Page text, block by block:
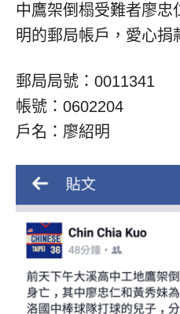
中鷹架倒榻受難者廖忠
明的郵局帳戶，愛心捐
郵局局號：0011341
帳號：0602204
戶名：廖紹明